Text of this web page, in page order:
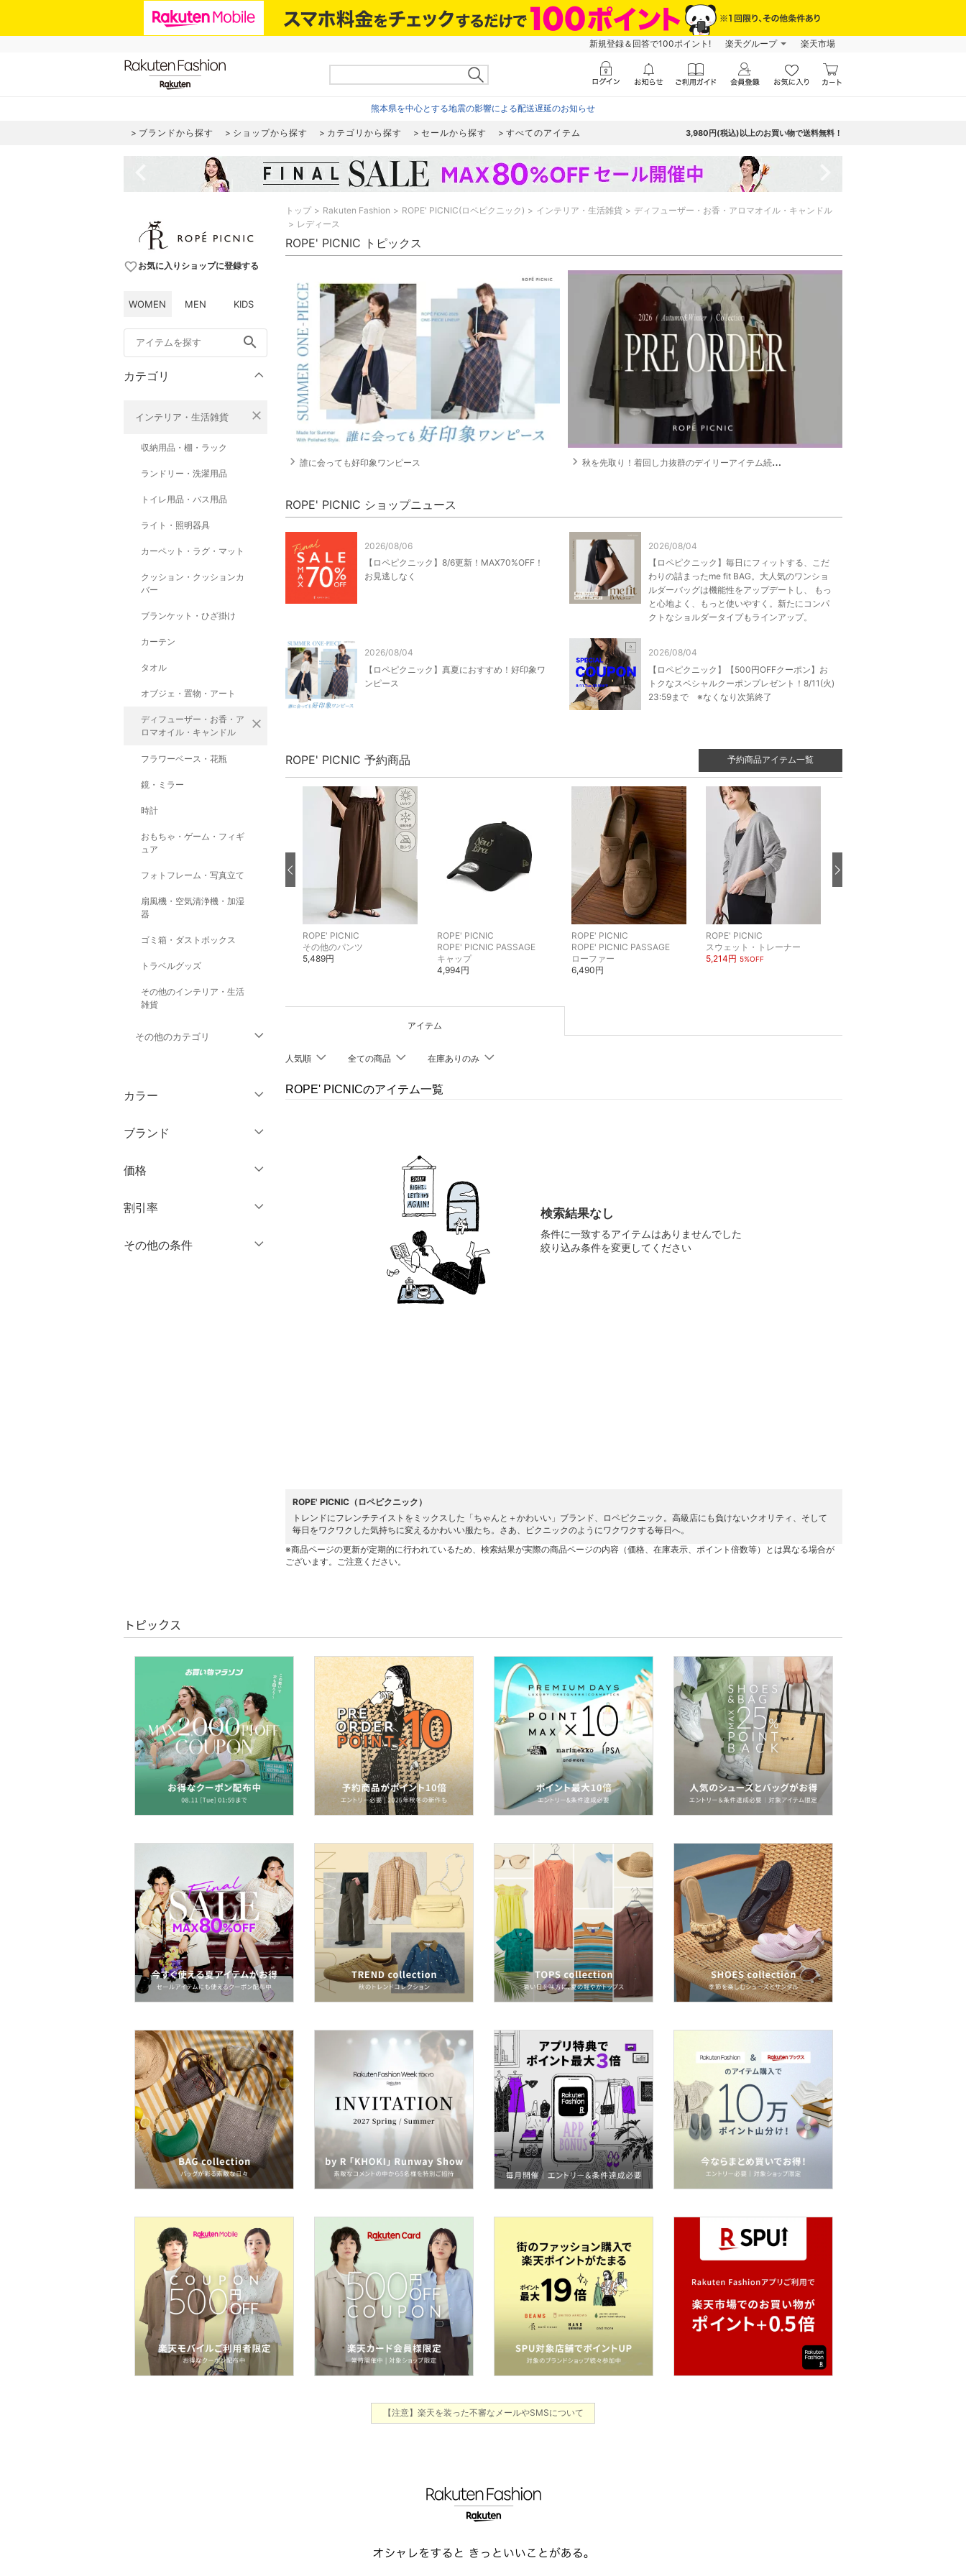
新規登録＆回答で100ポイント! 楽天グループ 楽天市場
熊本県を中心とする地震の影響による配送遅延のお知らせ
ブランドから探す ショップから探す カテゴリから探す セールから探す すべてのアイテム 3,980円(税込)以上のお買い物で送料無料！
favorite_borderお気に入りショップに登録する
WOMEN MEN KIDS
search
カテゴリ
インテリア・生活雑貨 close
収納用品・棚・ラック
ランドリー・洗濯用品
トイレ用品・バス用品
ライト・照明器具
カーペット・ラグ・マット
クッション・クッションカ
バー
ブランケット・ひざ掛け
カーテン
タオル
オブジェ・置物・アート
ディフューザー・お香・ア
ロマオイル・キャンドル
close
フラワーベース・花瓶
鏡・ミラー
時計
おもちゃ・ゲーム・フィギ
ュア
フォトフレーム・写真立て
扇風機・空気清浄機・加湿
器
ゴミ箱・ダストボックス
トラベルグッズ
その他のインテリア・生活
雑貨
その他のカテゴリ
ジャケット・アウター
パンツ
ワンピース・ドレス
スカート
オールインワン・オーバ
ーオール
スーツ・フォーマル
水着・スイムグッズ
着物・浴衣・和装小物
スキンケア
ベースメイク
ネイル
ボディケア・オーラルケ
ア
ヘアケア
フレグランス
メイク道具・美容器具
食器・調理器具・キッチ
ン用品
スマホグッズ・オーディ
オ機器
スポーツ・アウトドア用
ペット用品
福袋・ギフト・その他
カラー
クリア
ブランド
価格
絞り込み
割引率
％OFF～ ％OFF
その他の条件
トップ Rakuten Fashion ROPE' PICNIC(ロペピクニック) インテリア・生活雑貨
ディフューザー・お香・アロマオイル・キャンドル
レディース
ROPE' PICNIC トピックス
navigate_next 誰に会っても好印象ワンピース navigate_next 秋を先取り！着回し力抜群のデイリーアイテム続々と登場☆
ROPE' PICNIC ショップニュース
2026/08/06
【ロペピクニック】8/6更新！MAX70%OFF！
お見逃しなく
2026/08/04
【ロペピクニック】毎日にフィットする、こだ
わりの詰まったme fit BAG。大人気のワンショ
ルダーバッグは機能性をアップデートし、 もっ
と心地よく、もっと使いやすく。新たにコンパ
クトなショルダータイプもラインアップ。
2026/08/04
【ロペピクニック】真夏におすすめ！好印象ワ
ンピース
2026/08/04
【ロペピクニック】【500円OFFクーポン】お
トクなスペシャルクーポンプレゼント！8/11(火)
23:59まで ※なくなり次第終了
ROPE' PICNIC 予約商品 予約商品アイテム一覧
ROPE' PICNIC
カーディガン
ROPE' PICNIC
その他のパンツ
5,489円
ROPE' PICNIC
ROPE' PICNIC PASSAGE
キャップ
4,994円
ROPE' PICNIC
ROPE' PICNIC PASSAGE
ローファー
6,490円
ROPE' PICNIC
スウェット・トレーナー
5,214円 5%OFF
アイテム
人気順 全ての商品 在庫ありのみ
ROPE' PICNICのアイテム一覧
検索結果なし
条件に一致するアイテムはありませんでした
絞り込み条件を変更してください
ROPE' PICNIC（ロペピクニック）
トレンドにフレンチテイストをミックスした「ちゃんと＋かわいい」ブランド、ロペピクニック。高級店にも負けないクオリティ、そして
毎日をワクワクした気持ちに変えるかわいい服たち。さあ、ピクニックのようにワクワクする毎日へ。
※商品ページの更新が定期的に行われているため、検索結果が実際の商品ページの内容（価格、在庫表示、ポイント倍数等）とは異なる場合が
ございます。ご注意ください。
トピックス
【注意】楽天を装った不審なメールやSMSについて